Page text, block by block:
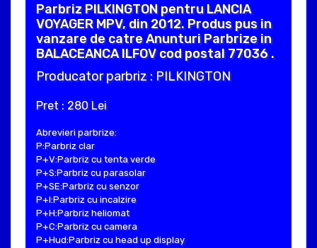
Parbriz PILKINGTON pentru LANCIA
VOYAGER MPV, din 2012. Produs pus in
vanzare de catre Anunturi Parbrize in
BALACEANCA ILFOV cod postal 77036 .
Producator parbriz : PILKINGTON
Pret : 280 Lei
Abrevieri parbrize:
P:Parbriz clar
P+V:Parbriz cu tenta verde
P+S:Parbriz cu parasolar
P+SE:Parbriz cu senzor
P+I:Parbriz cu incalzire
P+H:Parbriz heliomat
P+C:Parbriz cu camera
P+Hud:Parbriz cu head up display